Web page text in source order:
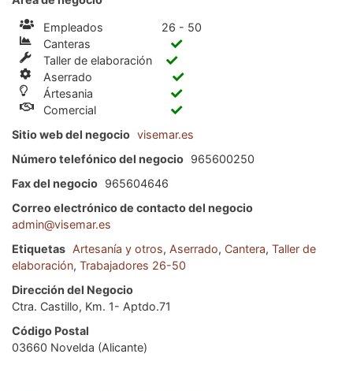
Empleados
26 - 50
Canteras
Taller de elaboración
Aserrado
Ártesania
Comercial
Sitio web del negocio visemar.es
Número telefónico del negocio 965600250
Fax del negocio 965604646
Correo electrónico de contacto del negocio
admin@visemar.es
Etiquetas Artesanía y otros, Aserrado, Cantera, Taller de
elaboración, Trabajadores 26-50
Dirección del Negocio
Ctra. Castillo, Km. 1- Aptdo.71
Código Postal
03660 Novelda (Alicante)